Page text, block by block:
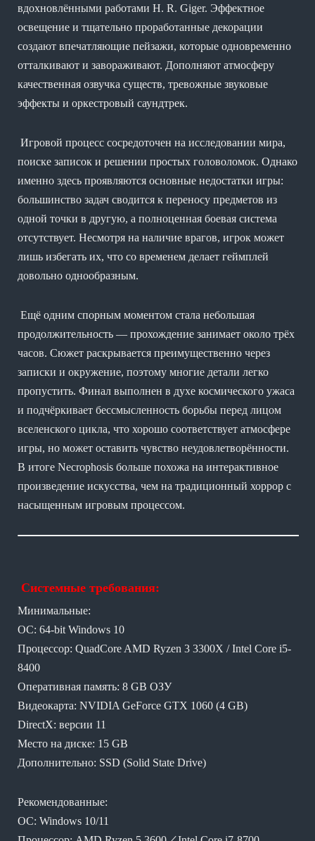
вдохновлёнными работами H. R. Giger. Эффектное
освещение и тщательно проработанные декорации
создают впечатляющие пейзажи, которые одновременно
отталкивают и завораживают. Дополняют атмосферу
качественная озвучка существ, тревожные звуковые
эффекты и оркестровый саундтрек.
Игровой процесс сосредоточен на исследовании мира,
поиске записок и решении простых головоломок. Однако
именно здесь проявляются основные недостатки игры:
большинство задач сводится к переносу предметов из
одной точки в другую, а полноценная боевая система
отсутствует. Несмотря на наличие врагов, игрок может
лишь избегать их, что со временем делает геймплей
довольно однообразным.
Ещё одним спорным моментом стала небольшая
продолжительность — прохождение занимает около трёх
часов. Сюжет раскрывается преимущественно через
записки и окружение, поэтому многие детали легко
пропустить. Финал выполнен в духе космического ужаса
и подчёркивает бессмысленность борьбы перед лицом
вселенского цикла, что хорошо соответствует атмосфере
игры, но может оставить чувство неудовлетворённости.
В итоге Necrophosis больше похожа на интерактивное
произведение искусства, чем на традиционный хоррор с
насыщенным игровым процессом.
Системные требования:
Минимальные:
ОС: 64-bit Windows 10
Процессор: QuadCore AMD Ryzen 3 3300X / Intel Core i5-
8400
Оперативная память: 8 GB ОЗУ
Видеокарта: NVIDIA GeForce GTX 1060 (4 GB)
DirectX: версии 11
Место на диске: 15 GB
Дополнительно: SSD (Solid State Drive)
Рекомендованные:
ОС: Windows 10/11